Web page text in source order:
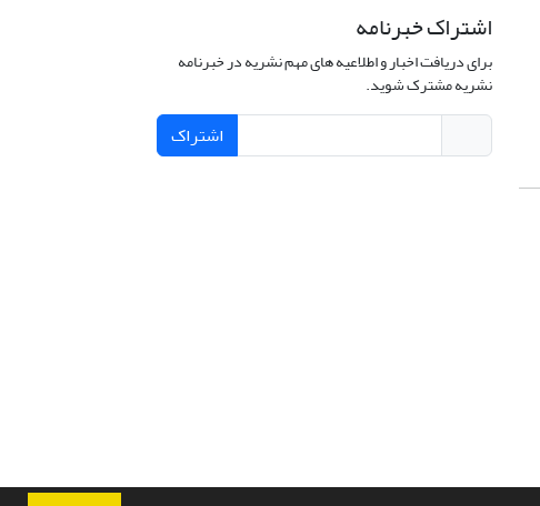
اشتراک خبرنامه
برای دریافت اخبار و اطلاعیه های مهم نشریه در خبرنامه
نشریه مشترک شوید.
اشتراک